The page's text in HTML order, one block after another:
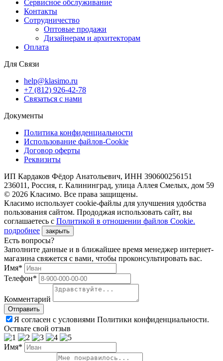
Сервисное обслуживание
Контакты
Сотрудничество
Оптовые продажи
Дизайнерам и архитекторам
Оплата
Для Связи
help@klasimo.ru
+7 (812) 926-42-78
Связаться с нами
Документы
Политика конфиденциальности
Использование файлов-Cookie
Договор оферты
Реквизиты
ИП Кардаков Фёдор Анатольевич, ИНН 390600256151
236011, Россия, г. Калининград, улица Аллея Смелых, дом 59
© 2026 Класимо. Все права защищены.
Класимо использует cookie-файлы для улучшения удобства
пользования сайтом. Прододжая использовать сайт, вы
соглашаетесь с Политикой в отношении файлов Сookie.
подробнее
закрыть
Есть вопросы?
Заполните данные и в ближайшее время менеджер интернет-
магазина свяжется с вами, чтобы проконсультировать вас.
Имя*
Телефон*
Комментарий
Я согласен с условиями Политики конфиденциальности.
Оствьте свой отзыв
Имя*